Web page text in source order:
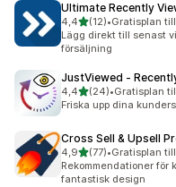
Ultimate Recently
4,4av 5 stjärnor
(12)
12 recensioner totalt
•Gratisplan
Lägg direkt till senast
försäljning
JustViewed ‑
4,4av 5 stjärnor
(24)
24 recensioner totalt
•Gratisplan
Friska upp dina
Cross Sell & Upsell
4,9av 5 stjärnor
(77)
77 recensioner totalt
•Gratisplan
Rekommendationer för
fantastisk design